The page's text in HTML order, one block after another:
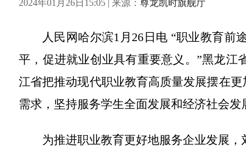
2024年01月26日15:05 | 来源： 尊龙凯时旗舰厅
人民网哈尔滨1月26日电 “职业教育前
平，促进就业创业具有重要意义。”黑龙江
江省把推动现代职业教育高质量发展摆在
需求，坚持服务学生全面发展和经济社会发
为推进职业教育更好地服务企业发展，